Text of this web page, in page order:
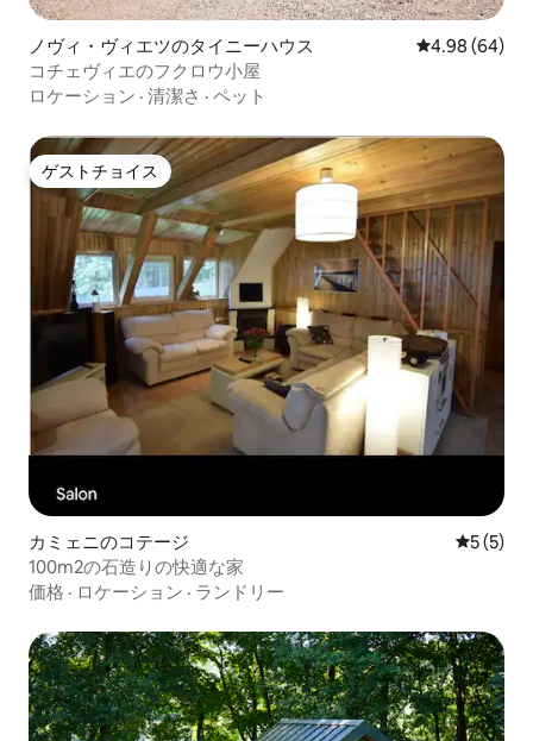
ノヴィ・ヴィエツのタイニーハウス レビュー64件
4.98 (64)
コチェヴィエのフクロウ小屋
ロケーション · 清潔さ · ペット
ゲストチョイス
ゲストチョイス
カミェニのコテージ レビュー
5 (5)
100m2の石造りの快適な家
価格 · ロケーション · ランドリー